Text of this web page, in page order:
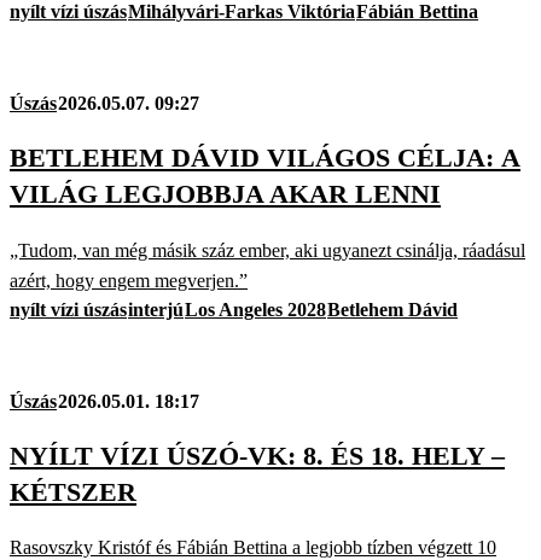
nyílt vízi úszásMihályvári-Farkas ViktóriaFábián Bettina
Úszás2026.05.07. 09:27
BETLEHEM DÁVID VILÁGOS CÉLJA: A
VILÁG LEGJOBBJA AKAR LENNI
„Tudom, van még másik száz ember, aki ugyanezt csinálja, ráadásul
azért, hogy engem megverjen.”
nyílt vízi úszásinterjúLos Angeles 2028Betlehem Dávid
Úszás2026.05.01. 18:17
NYÍLT VÍZI ÚSZÓ-VK: 8. ÉS 18. HELY –
KÉTSZER
Rasovszky Kristóf és Fábián Bettina a legjobb tízben végzett 10